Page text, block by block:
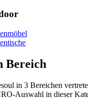
Bereich
in 3 Bereichen
-Auswahl in dieser